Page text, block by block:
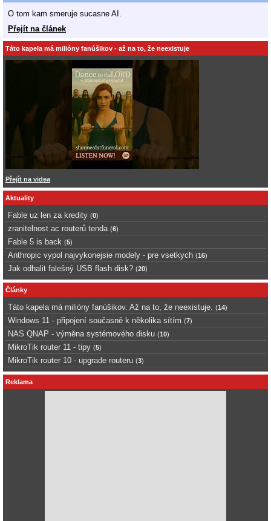
O tom kam smeruje sucasne AI.
Přejít na článek
Táto kapela má milióny fanúšikov - až na to, že neexistuje
Přejít na videa
Aktuality
Fable uz len za kredity (0)
zranitelnost ac routerů tenda (6)
Fable 5 is back (5)
Anthropic vypol najvykonejsie modely - pre vsetkych (16)
Jak odhalit falešný USB flash disk? (20)
Články
Táto kapela má milióny fanúšikov. Až na to, že neexistuje. (14)
Windows 11 - připojení současně k několika sítím (7)
NAS QNAP - výměna systémového disku (10)
MikroTik router 11 - tipy (5)
MikroTik router 10 - upgrade routeru (3)
Reklama